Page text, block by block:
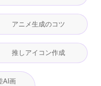
アニメ生成のコツ
推しアイコン作成
AI画